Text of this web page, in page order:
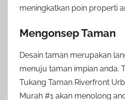
meningkatkan poin properti
Mengonsep Taman
Desain taman merupakan
menuju taman impian anda.
Tukang Taman Riverfront
Murah #1 akan menolong